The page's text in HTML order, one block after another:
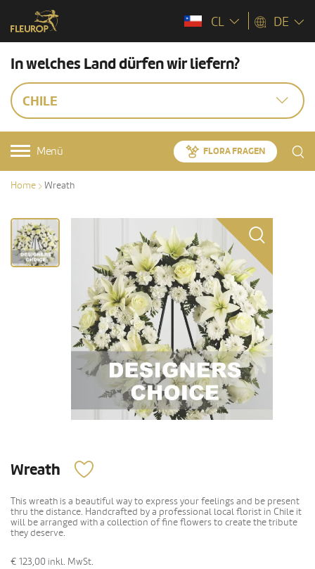
CL DE
In welches Land dürfen wir liefern?
CHILE
Menü FLORA FRAGEN
Home Wreath
Wreath
This wreath is a beautiful way to express your feelings and be present
thru the distance. Handcrafted by a professional local florist in Chile it
will be arranged with a collection of fine flowers to create the tribute
they deserve.
€ 123,00 inkl. MwSt.